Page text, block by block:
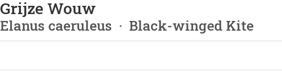
Grijze Wouw
Elanus caeruleus · Black-winged Kite